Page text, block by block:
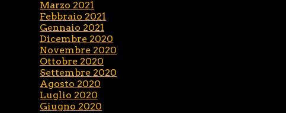
Marzo 2021
Febbraio 2021
Gennaio 2021
Dicembre 2020
Novembre 2020
Ottobre 2020
Settembre 2020
Agosto 2020
Luglio 2020
Giugno 2020